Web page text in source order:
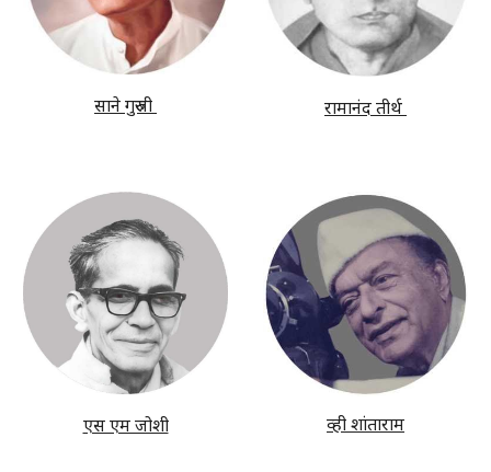
साने गुरुजी रामानंद तीर्थ
एस एम जोशी व्ही शांताराम